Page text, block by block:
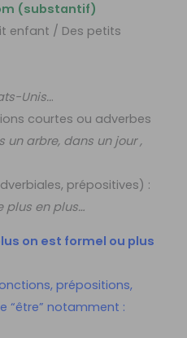
(substantif)
enfant / Des petits
Unis...
courtes ou adverbes
un arbre, dans un jour ,
prépositives) :
plus en plus…
on est formel ou plus
prépositions,
“être” notamment :